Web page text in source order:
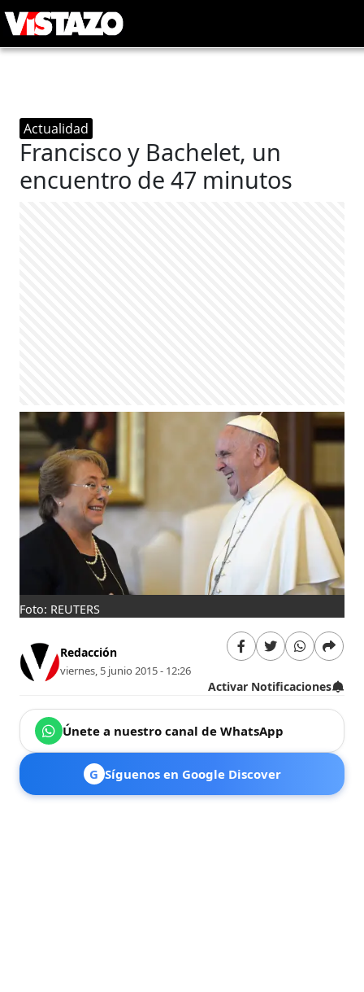
Actualidad
Francisco y Bachelet, un
encuentro de 47 minutos
Foto: REUTERS
Redacción
viernes, 5 junio 2015 - 12:26
Activar Notificaciones
Únete a nuestro canal de WhatsApp
G Síguenos en Google Discover